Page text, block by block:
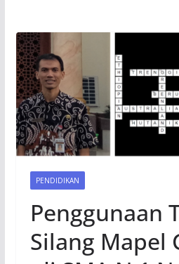
PENDIDIKAN
Penggunaan
Silang Mapel